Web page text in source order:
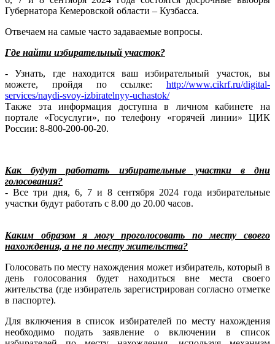
Губернатора Кемеровской области – Кузбасса.
Отвечаем на самые часто задаваемые вопросы.
Где найти избирательный участок?
- Узнать, где находится ваш избирательный участок, вы
можете, пройдя по ссылке: http://www.cikrf.ru/digital-
services/naydi-svoy-izbiratelnyy-uchastok/
Также эта информация доступна в личном кабинете на
портале «Госуслуги», по телефону «горячей линии» ЦИК
России: 8-800-200-00-20.
Как будут работать избирательные участки в дни
голосования?
- Все три дня, 6, 7 и 8 сентября 2024 года избирательные
участки будут работать с 8.00 до 20.00 часов.
Каким образом я могу проголосовать по месту своего
нахождения, а не по месту жительства?
Голосовать по месту нахождения может избиратель, который в
день голосования будет находиться вне места своего
жительства (где избиратель зарегистрирован согласно отметке
в паспорте).
Для включения в список избирателей по месту нахождения
необходимо подать заявление о включении в список